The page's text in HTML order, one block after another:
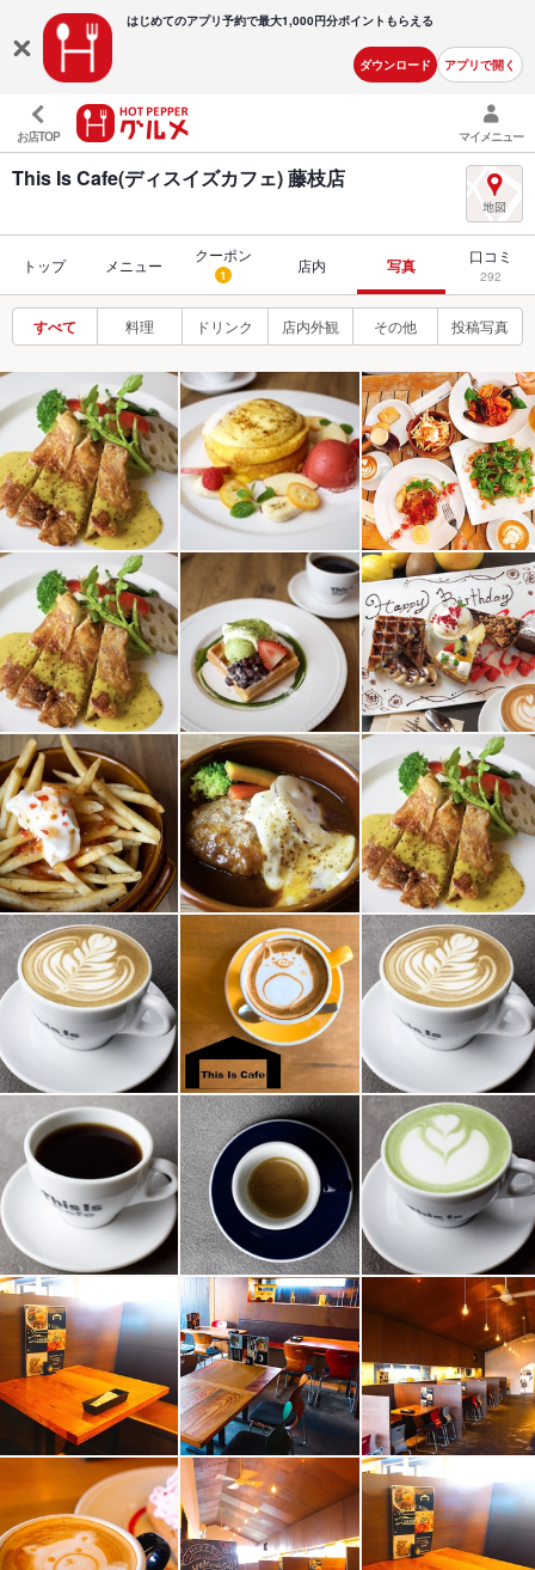
はじめてのアプリ予約で最大1,000円分ポイントもらえる
ダウンロード アプリで開く
お店TOP マイメニュー
This Is Cafe(ディスイズカフェ) 藤枝店
トップ メニュー
クーポン
1 店内 写真 口コミ
292
すべて 料理 ドリンク 店内外観 その他 投稿写真